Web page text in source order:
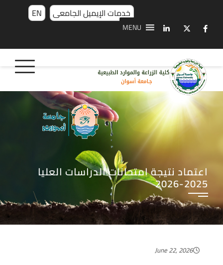
EN خدمات الإيميل الجامعى
MENU
اعتماد نتيجة امتحانات الدراسات العليا
2025-2026
June 22, 2026